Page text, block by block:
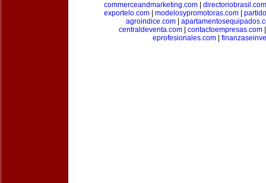
commerceandmarketing.com| directoriobrasil.com
exportelo.com
modelosypromotoras.com
agroindice.com
centraldeventa.com
contactoempresas.com
eprofesionales.com